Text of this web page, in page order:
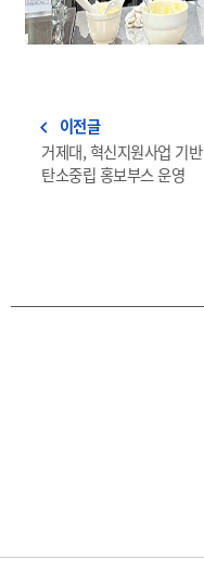
navigate_before 이전글
거제대, 혁신지원사업 기반
탄소중립 홍보부스 운영